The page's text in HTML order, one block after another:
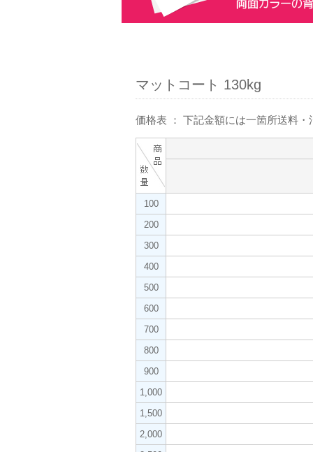
マットコート 130kg
価格表 ： 下記金額には一箇所送料
100
200
300
400
500
600
700
800
900
1,000
1,500
2,000